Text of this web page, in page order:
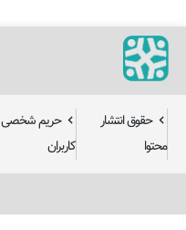
حقوق انتشار
محتوا
حریم شخصی
کاربران